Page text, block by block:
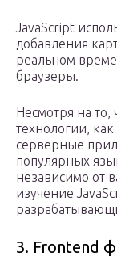
JavaScript
добавления
реальном
браузеры.
Несмотря на то,
технологии,
серверные
популярных
независимо от
изучение
3. Frontend